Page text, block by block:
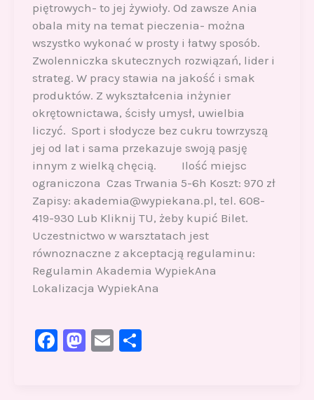
piętrowych- to jej żywioły. Od zawsze Ania
obala mity na temat pieczenia- można
wszystko wykonać w prosty i łatwy sposób.
Zwolenniczka skutecznych rozwiązań, lider i
strateg. W pracy stawia na jakość i smak
produktów. Z wykształcenia inżynier
okrętownictawa, ścisły umysł, uwielbia
liczyć. Sport i słodycze bez cukru towrzyszą
jej od lat i sama przekazuje swoją pasję
innym z wielką chęcią. Ilość miejsc
ograniczona Czas Trwania 5-6h Koszt: 970 zł
Zapisy: akademia@wypiekana.pl, tel. 608-
419-930 Lub Kliknij TU, żeby kupić Bilet.
Uczestnictwo w warsztatach jest
równoznaczne z akceptacją regulaminu:
Regulamin Akademia WypiekAna
Lokalizacja WypiekAna
F
M E S